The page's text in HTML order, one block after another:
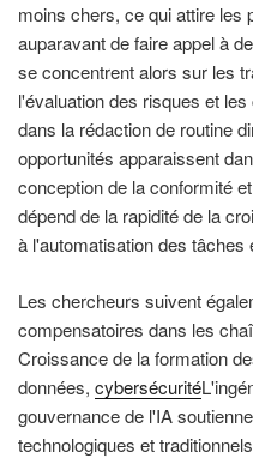
moins chers, ce qui attire les
auparavant de faire appel à
se concentrent alors sur les
l'évaluation des risques et
dans la rédaction de routine
opportunités apparaissent
conception de la conformité
dépend de la rapidité de la
à l'automatisation des tâches
Les chercheurs suivent
compensatoires dans les
Croissance de la formation
données, cybersécurité
gouvernance de l'IA
technologiques et